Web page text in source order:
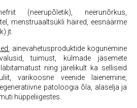
(neerupõletik), neerunõrkus,
menstruaaltsükli häired, eesnäärme
jt.
ainevahetusproduktide kogunemine
tuimust, külmade jäsemete
ning järelikult ka selliseid
varikoosne veenide laienemine,
patoloogia õla, alaselja ja
hüppeliigestes.